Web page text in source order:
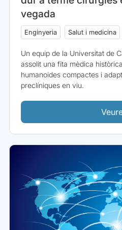
vegada
Enginyeria Salut i medicina
Un equip de la Universitat de
assolit una fita mèdica
humanoides compactes i
preclíniques en viu.